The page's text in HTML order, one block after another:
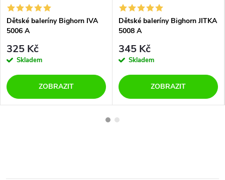
Dětské baleríny Bighorn IVA
5006 A
325 Kč
Skladem
ZOBRAZIT
Dětské baleríny Bighorn JITKA
5008 A
345 Kč
Skladem
ZOBRAZIT